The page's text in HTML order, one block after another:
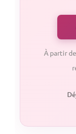
À partir